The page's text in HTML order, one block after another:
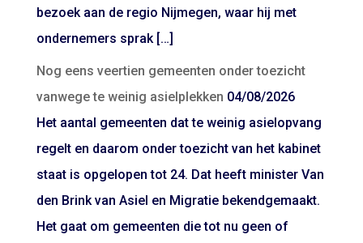
bezoek aan de regio Nijmegen, waar hij met
ondernemers sprak […]
Nog eens veertien gemeenten onder toezicht
vanwege te weinig asielplekken 04/08/2026
Het aantal gemeenten dat te weinig asielopvang
regelt en daarom onder toezicht van het kabinet
staat is opgelopen tot 24. Dat heeft minister Van
den Brink van Asiel en Migratie bekendgemaakt.
Het gaat om gemeenten die tot nu geen of